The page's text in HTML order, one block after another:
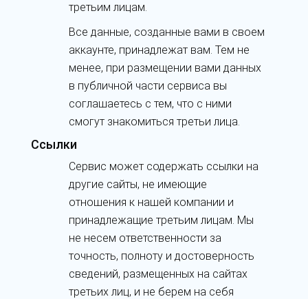
третьим лицам.
Все данные, созданные вами в своем
аккаунте, принадлежат вам. Тем не
менее, при размещении вами данных
в публичной части сервиса вы
соглашаетесь с тем, что с ними
смогут знакомиться третьи лица.
Ссылки
Сервис может содержать ссылки на
другие сайты, не имеющие
отношения к нашей компании и
принадлежащие третьим лицам. Мы
не несем ответственности за
точность, полноту и достоверность
сведений, размещенных на сайтах
третьих лиц, и не берем на себя